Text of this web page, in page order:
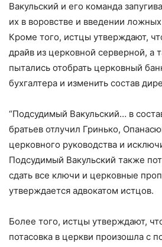
Вакульский и его команда
их в воровстве и введении
Кроме того, истцы утверждают,
драйв из церковной серверной, а
пытались отобрать церковный
бухгалтера и изменить состав
“Подсудимый Вакульский… в
братьев отлучил Гринько,
церковного руководства и
Подсудимый Вакульский также
сдать все ключи и церковные
утверждается адвокатом истцов.
Более того, истцы утверждают,
потасовка в церкви произошла с